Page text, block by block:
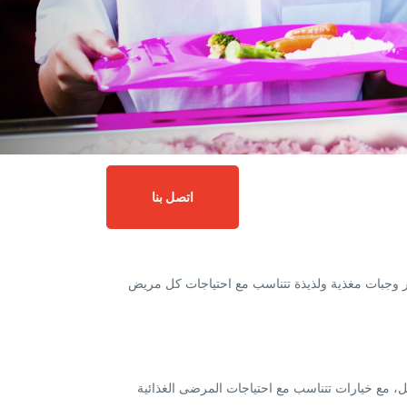
اتصل بنا
وجبات مغذية ولذيذة تتناسب مع احتياجات كل مريض
مع خيارات تتناسب مع احتياجات المرضى الغذائية